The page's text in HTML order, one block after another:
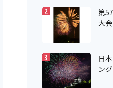
2
第
大会
3
日
ン